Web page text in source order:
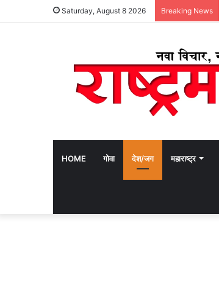
Saturday, August 8 2026 Breaking News
HOME गोवा देश/जग महाराष्ट्र